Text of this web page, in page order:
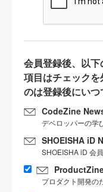
会員登録後、以
項目はチェック
のは登録後にいつ
CodeZine
デベロッパーの学
SHOEISHA iD
SHOEISHA iD 会
プロダクト開発の